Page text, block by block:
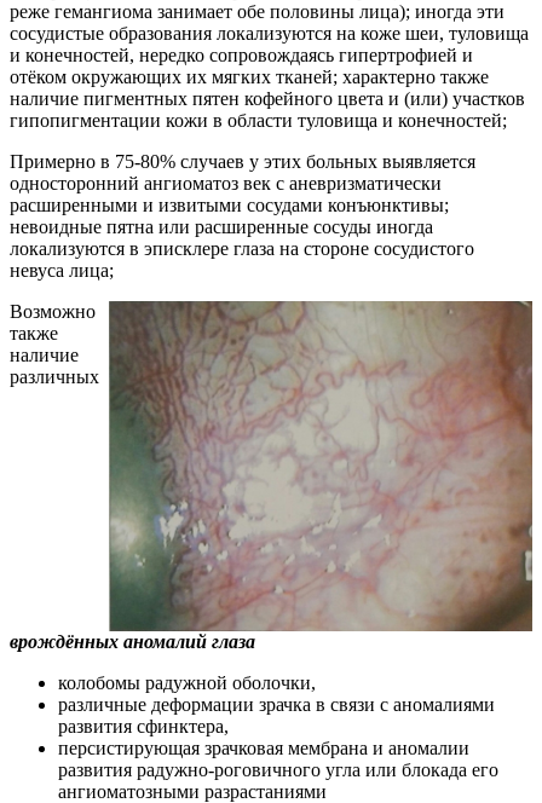
реже гемангиома занимает обе половины лица); иногда эти
сосудистые образования локализуются на коже шеи, туловища
и конечностей, нередко сопровождаясь гипертрофией и
отёком окружающих их мягких тканей; характерно также
наличие пигментных пятен кофейного цвета и (или) участков
гипопигментации кожи в области туловища и конечностей;
Примерно в 75-80% случаев у этих больных выявляется
односторонний ангиоматоз век с аневризматически
расширенными и извитыми сосудами конъюнктивы;
невоидные пятна или расширенные сосуды иногда
локализуются в эписклере глаза на стороне сосудистого
невуса лица;
Возможно
также
наличие
различных
врождённых аномалий глаза
колобомы радужной оболочки,
различные деформации зрачка в связи с аномалиями
развития сфинктера,
персистирующая зрачковая мембрана и аномалии
развития радужно-роговичного угла или блокада его
ангиоматозными разрастаниями